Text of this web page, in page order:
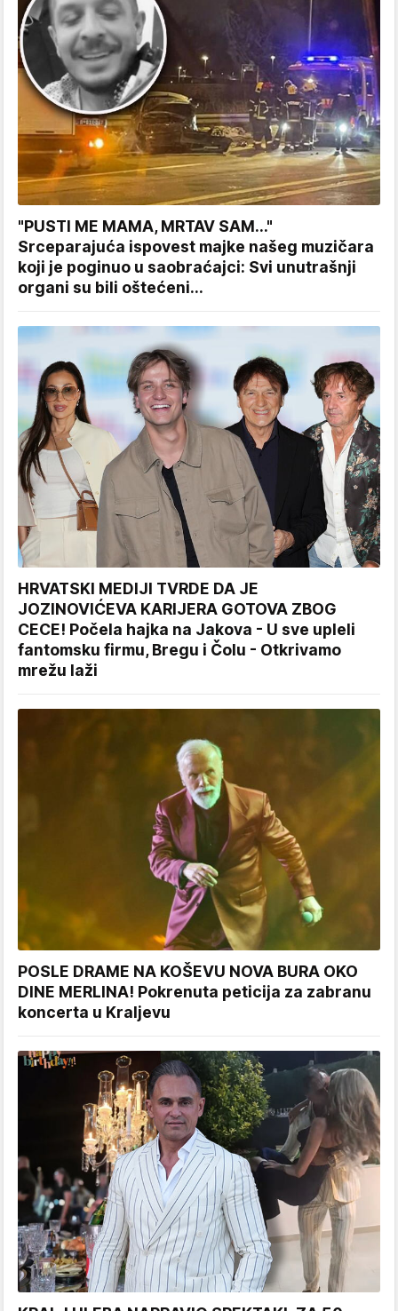
"PUSTI ME MAMA, MRTAV SAM..."
Srceparajuća ispovest majke našeg muzičara
koji je poginuo u saobraćajci: Svi unutrašnji
organi su bili oštećeni...
HRVATSKI MEDIJI TVRDE DA JE
JOZINOVIĆEVA KARIJERA GOTOVA ZBOG
CECE! Počela hajka na Jakova - U sve upleli
fantomsku firmu, Bregu i Čolu - Otkrivamo
mrežu laži
POSLE DRAME NA KOŠEVU NOVA BURA OKO
DINE MERLINA! Pokrenuta peticija za zabranu
koncerta u Kraljevu